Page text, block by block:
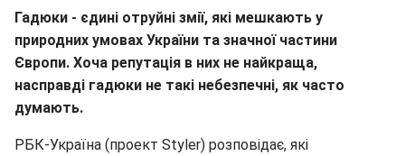
Гадюки - єдині отруйні змії, які мешкають у
природних умовах України та значної частини
Європи. Хоча репутація в них не найкраща,
насправді гадюки не такі небезпечні, як часто
думають.
РБК-Україна (проект Styler) розповідає, які